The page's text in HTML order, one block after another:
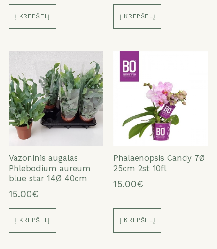
Į KREPŠELĮ Į KREPŠELĮ
Vazoninis augalas
Phlebodium aureum
blue star 14Ø 40cm
15.00€
Į KREPŠELĮ
Phalaenopsis Candy 7Ø
25cm 2st 10fl
15.00€
Į KREPŠELĮ